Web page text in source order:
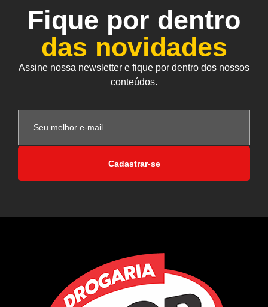
Fique por dentro
das novidades
Assine nossa newsletter e fique por dentro dos nossos
conteúdos.
Cadastrar-se